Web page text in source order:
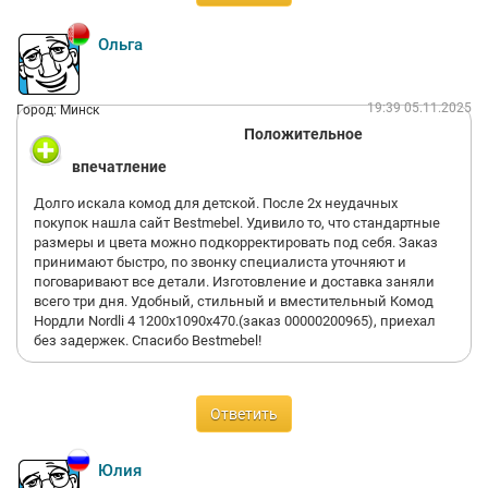
Ольга
Город: Минск 19:39 05.11.2025
Положительное
впечатление
Долго искала комод для детской. После 2х неудачных
покупок нашла сайт Bestmebel. Удивило то, что стандартные
размеры и цвета можно подкорректировать под себя. Заказ
принимают быстро, по звонку специалиста уточняют и
поговаривают все детали. Изготовление и доставка заняли
всего три дня. Удобный, стильный и вместительный Комод
Нордли Nordli 4 1200х1090х470.(заказ 00000200965), приехал
без задержек. Спасибо Bestmebel!
Ответить
Юлия